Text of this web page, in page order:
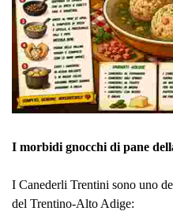
I morbidi gnocchi di pane
I Canederli Trentini sono uno
del Trentino-Alto Adige: